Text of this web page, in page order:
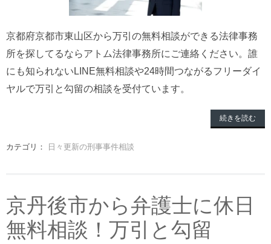
京都府京都市東山区から万引の無料相談ができる法律事務
所を探してるならアトム法律事務所にご連絡ください。誰
にも知られないLINE無料相談や24時間つながるフリーダイ
ヤルで万引と勾留の相談を受付ています。
続きを読む
カテゴリ： 日々更新の刑事事件相談
京丹後市から弁護士に休日
無料相談！万引と勾留